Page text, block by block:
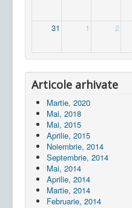
31 1 2
Articole arhivate
Martie, 2020
Mai, 2018
Mai, 2015
Aprilie, 2015
Noiembrie, 2014
Septembrie, 2014
Mai, 2014
Aprilie, 2014
Martie, 2014
Februarie, 2014